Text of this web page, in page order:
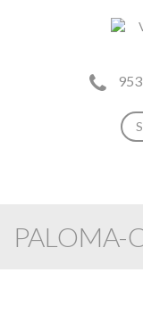
PALOMA-